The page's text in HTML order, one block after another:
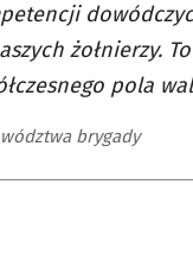
żołnierzy.
pola
brygady